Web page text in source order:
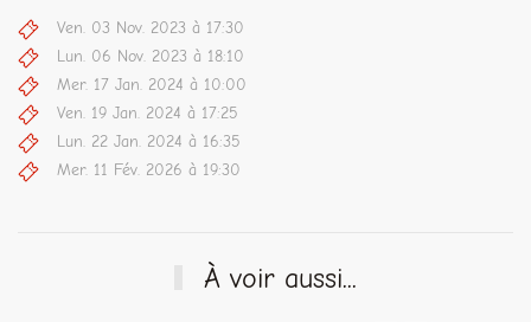
Ven. 03 Nov. 2023 à 17:30
Lun. 06 Nov. 2023 à 18:10
Mer. 17 Jan. 2024 à 10:00
Ven. 19 Jan. 2024 à 17:25
Lun. 22 Jan. 2024 à 16:35
Mer. 11 Fév. 2026 à 19:30
À voir aussi...